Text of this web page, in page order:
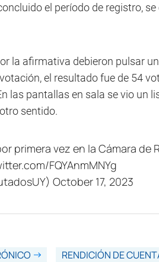
el período de registro,
la afirmativa debieron pulsar
el resultado fue de 54
las pantallas en sala se vio un
sentido.
primera vez en la Cámara de
FQYAnmMNYg
October 17, 2023
RENDICIÓN DE